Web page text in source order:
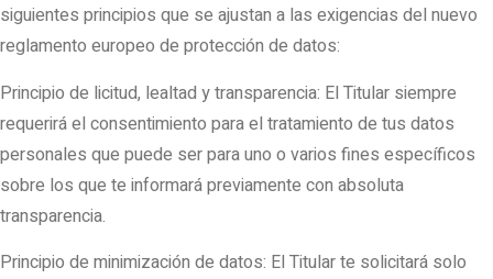
siguientes principios que se ajustan a las exigencias del nuevo
reglamento europeo de protección de datos:
Principio de licitud, lealtad y transparencia: El Titular siempre
requerirá el consentimiento para el tratamiento de tus datos
personales que puede ser para uno o varios fines específicos
sobre los que te informará previamente con absoluta
transparencia.
Principio de minimización de datos: El Titular te solicitará solo